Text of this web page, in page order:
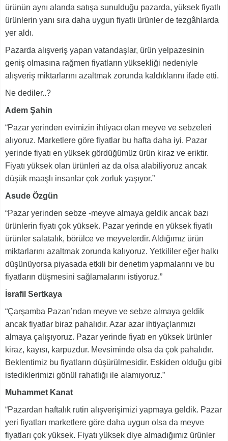
ürünün aynı alanda satışa sunulduğu pazarda, yüksek fiyatlı
ürünlerin yanı sıra daha uygun fiyatlı ürünler de tezgâhlarda
yer aldı.
Pazarda alışveriş yapan vatandaşlar, ürün yelpazesinin
geniş olmasına rağmen fiyatların yüksekliği nedeniyle
alışveriş miktarlarını azaltmak zorunda kaldıklarını ifade etti.
Ne dediler..?
Adem Şahin
“Pazar yerinden evimizin ihtiyacı olan meyve ve sebzeleri
alıyoruz. Marketlere göre fiyatlar bu hafta daha iyi. Pazar
yerinde fiyatı en yüksek gördüğümüz ürün kiraz ve eriktir.
Fiyatı yüksek olan ürünleri az da olsa alabiliyoruz ancak
düşük maaşlı insanlar çok zorluk yaşıyor.”
Asude Özgün
“Pazar yerinden sebze -meyve almaya geldik ancak bazı
ürünlerin fiyatı çok yüksek. Pazar yerinde en yüksek fiyatlı
ürünler salatalık, börülce ve meyvelerdir. Aldığımız ürün
miktarlarını azaltmak zorunda kalıyoruz. Yetkililer eğer halkı
düşünüyorsa piyasada etkili bir denetim yapmalarını ve bu
fiyatların düşmesini sağlamalarını istiyoruz.”
İsrafil Sertkaya
“Çarşamba Pazarı’ndan meyve ve sebze almaya geldik
ancak fiyatlar biraz pahalıdır. Azar azar ihtiyaçlarımızı
almaya çalışıyoruz. Pazar yerinde fiyatı en yüksek ürünler
kiraz, kayısı, karpuzdur. Mevsiminde olsa da çok pahalıdır.
Beklentimiz bu fiyatların düşürülmesidir. Eskiden olduğu gibi
istediklerimizi gönül rahatlığı ile alamıyoruz.”
Muhammet Kanat
“Pazardan haftalık rutin alışverişimizi yapmaya geldik. Pazar
yeri fiyatları marketlere göre daha uygun olsa da meyve
fiyatları çok yüksek. Fiyatı yüksek diye almadığımız ürünler